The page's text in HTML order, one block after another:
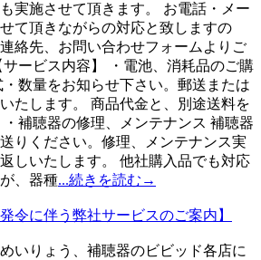
実施させて頂きます。 お電話・メー
て頂きながらの対応と致しますの
絡先、お問い合わせフォームよりご
ービス内容】 ・電池、消耗品のご購
・数量をお知らせ下さい。郵送または
たします。 商品代金と、別途送料を
・補聴器の修理、メンテナンス 補聴器
りください。修理、メンテナンス実
しいたします。 他社購入品でも対応
、器種...続きを読む→
令に伴う弊社サービスのご案内】
いりょう、補聴器のビビッド各店に